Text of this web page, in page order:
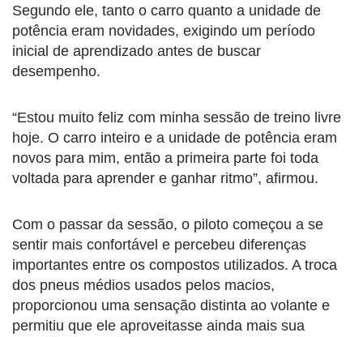
Segundo ele, tanto o carro quanto a unidade de
potência eram novidades, exigindo um período
inicial de aprendizado antes de buscar
desempenho.
“Estou muito feliz com minha sessão de treino livre
hoje. O carro inteiro e a unidade de potência eram
novos para mim, então a primeira parte foi toda
voltada para aprender e ganhar ritmo”, afirmou.
Com o passar da sessão, o piloto começou a se
sentir mais confortável e percebeu diferenças
importantes entre os compostos utilizados. A troca
dos pneus médios usados pelos macios,
proporcionou uma sensação distinta ao volante e
permitiu que ele aproveitasse ainda mais sua